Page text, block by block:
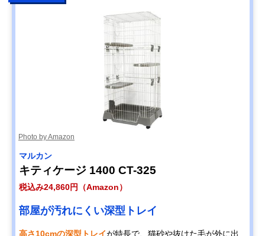
Photo by Amazon
マルカン
キティケージ 1400 CT-325
税込み24,860円（Amazon）
部屋が汚れにくい深型トレイ
高さ10cmの深型トレイが特長で、猫砂や抜けた毛が外に出